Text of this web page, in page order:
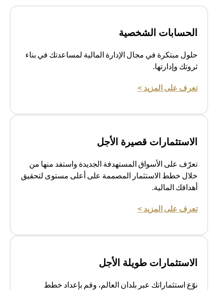
الحسابات الشخصية
حلول مبتكرة في مجال الإدارة المالية لمساعدتك في بناء
ثروتك وإدارتها.
تعرف على المزيد >
الاستثمارات قصيرة الأجل
تعرّف على الأسواق المستهدفة الجديدة واستفد منها من
خلال خطط الاستثمار المصممة على أعلى مستوى لتحقيق
أهدافك المالية.
تعرف على المزيد >
الاستثمارات طويلة الأجل
نوّع استثماراتك عبر بلدان العالم، وقم بإعداد خطط